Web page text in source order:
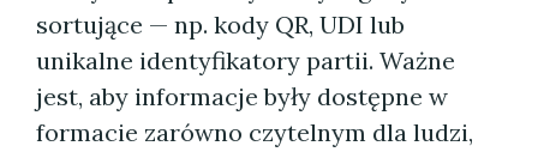
sortujące — np. kody QR, UDI lub
unikalne identyfikatory partii. Ważne
jest, aby informacje były dostępne w
formacie zarówno czytelnym dla ludzi,